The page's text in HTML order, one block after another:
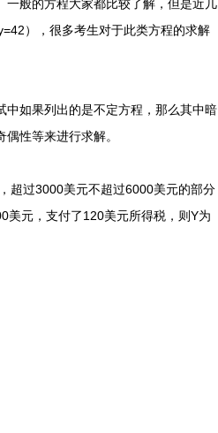
般的方程大家都比较了解，但是近几
），很多考生对于此类方程的求解
如果列出的是不定方程，那么其中暗
性等来进行求解。
过3000美元不超过6000美元的部分
美元，支付了120美元所得税，则Y为